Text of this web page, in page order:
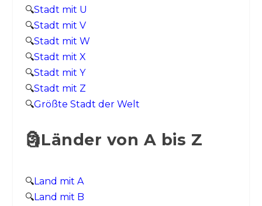
🔍Stadt mit U
🔍Stadt mit V
🔍Stadt mit W
🔍Stadt mit X
🔍Stadt mit Y
🔍Stadt mit Z
🔍Größte Stadt der Welt
🗿Länder von A bis Z
🔍Land mit A
🔍Land mit B